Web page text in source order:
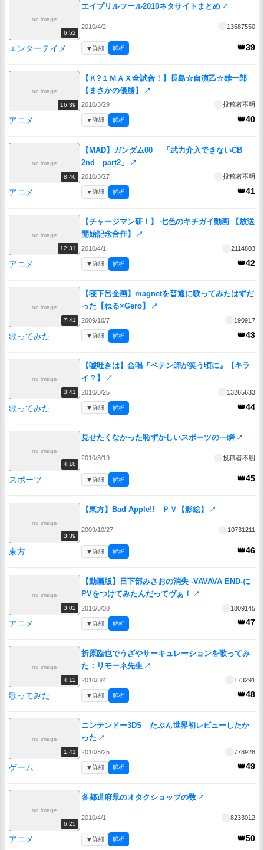
no image
6:52
エイプリルフール2010ネタサイトまとめ ↗
2010/4/2 13587550
👑39
▼詳細 解析
no image
16:39
【Ｋ?１ＭＡＸ全試合！】長島☆自演乙☆雄一郎
【まさかの優勝】
↗
2010/3/29 投稿者不明
アニメ 👑40
▼詳細 解析
no image
8:46
【MAD】ガンダム00 「武力介入できないCB
2nd part2」
↗
2010/3/27 投稿者不明
アニメ 👑41
▼詳細 解析
no image
12:31
【チャージマン研！】 七色のキチガイ動画 【放送
開始記念合作】
↗
2010/4/1 2114803
アニメ 👑42
▼詳細 解析
no image
7:41
【寝下呂企画】magnetを普通に歌ってみたはずだ
った【ねる×Gero】
↗
2009/10/7 190917
歌ってみた 👑43
▼詳細 解析
no image
3:41
【嘘吐きは】合唱『ペテン師が笑う頃に』【キラ
イ？】
↗
2010/3/25 13265633
歌ってみた 👑44
▼詳細 解析
no image
4:18
見せたくなかった恥ずかしいスポーツの一瞬 ↗
2010/3/19 投稿者不明
スポーツ 👑45
▼詳細 解析
no image
3:39
【東方】Bad Apple!! ＰＶ【影絵】 ↗
2009/10/27 10731211
東方 👑46
▼詳細 解析
no image
3:02
【動画版】日下部みさおの消失 -VAVAVA END-に
PVをつけてみたんだってヴぁ！
↗
2010/3/30 1809145
アニメ 👑47
▼詳細 解析
no image
4:12
折原臨也でうざやサーキュレーションを歌ってみ
た：リモーネ先生 ↗
2010/3/4 173291
歌ってみた 👑48
▼詳細 解析
no image
1:41
ニンテンドー3DS たぶん世界初レビューしたか
った ↗
2010/3/25 778928
ゲーム 👑49
▼詳細 解析
no image
6:25
各都道府県のオタクショップの数 ↗
2010/4/1 8233012
アニメ 👑50
▼詳細 解析